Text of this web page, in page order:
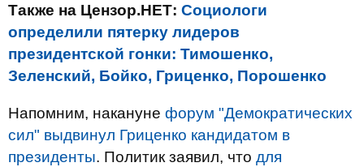
Также на Цензор.НЕТ: Социологи
определили пятерку лидеров
президентской гонки: Тимошенко,
Зеленский, Бойко, Гриценко, Порошенко
Напомним, накануне форум "Демократических
сил" выдвинул Гриценко кандидатом в
президенты. Политик заявил, что для